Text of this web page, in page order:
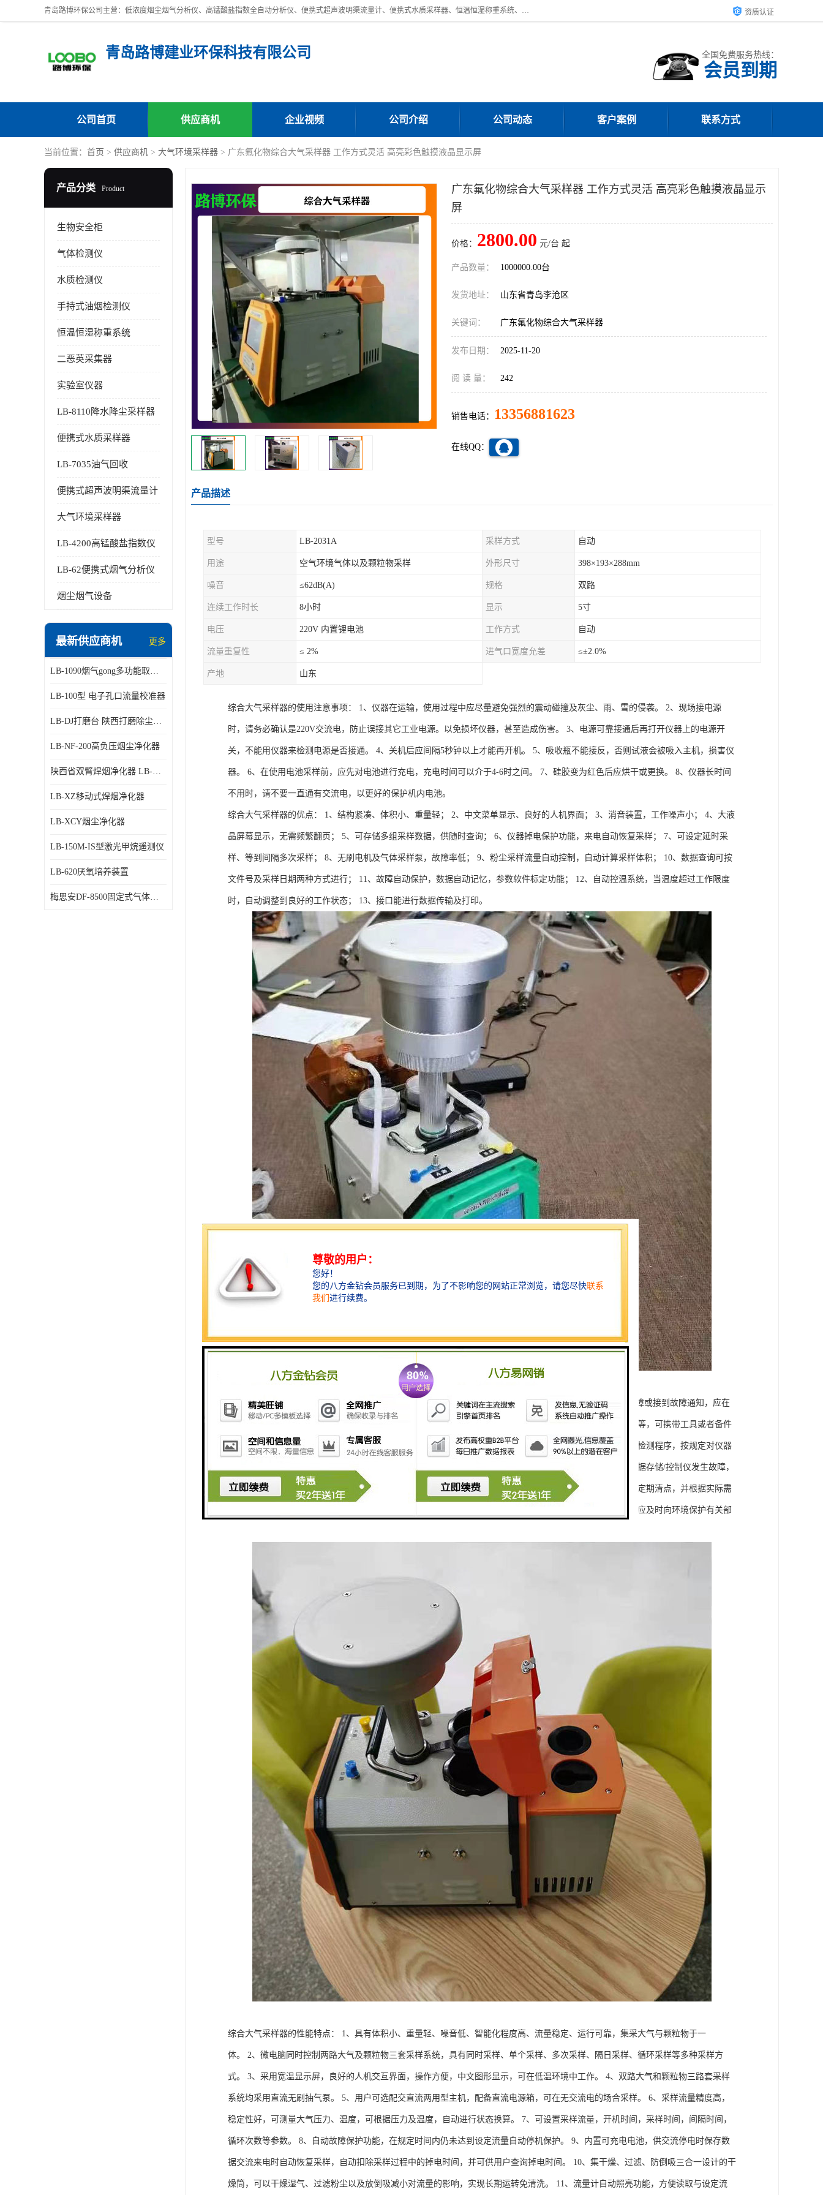
青岛路博环保公司主营：低浓度烟尘烟气分析仪、高锰酸盐指数全自动分析仪、便携式超声波明渠流量计、便携式水质采样器、恒温恒湿称重系统、手持式油烟检测仪等;是一家集环保科研、设计、生产、维护、销售和系统集成为一体的综合性高科技企业。路博人秉承"科学技术是第一生产力的重要理念，倡导环境友好型的生产、生活和消费方式。 资质认证
青岛路博建业环保科技有限公司 全国免费服务热线：
会员到期
公司首页 供应商机 企业视频 公司介绍 公司动态 客户案例 联系方式
当前位置： 首页 > 供应商机 > 大气环境采样器 > 广东氟化物综合大气采样器 工作方式灵活 高亮彩色触摸液晶显示屏
产品分类 Product
生物安全柜
气体检测仪
水质检测仪
手持式油烟检测仪
恒温恒湿称重系统
二恶英采集器
实验室仪器
LB-8110降水降尘采样器
便携式水质采样器
LB-7035油气回收
便携式超声波明渠流量计
大气环境采样器
LB-4200高锰酸盐指数仪
LB-62便携式烟气分析仪
烟尘烟气设备
最新供应商机 更多
LB-1090烟气gong多功能取样管
LB-100型 电子孔口流量校准器
LB-DJ打磨台 陕西打磨除尘平台
LB-NF-200高负压烟尘净化器
陕西省双臂焊烟净化器 LB-XZX
LB-XZ移动式焊烟净化器
LB-XCY烟尘净化器
LB-150M-IS型激光甲烷遥测仪
LB-620厌氧培养装置
梅思安DF-8500固定式气体检测仪
广东氟化物综合大气采样器 工作方式灵活 高亮彩色触摸液晶显示
屏
价格： 2800.00 元/台 起
产品数量： 1000000.00台
发货地址： 山东省青岛李沧区
关键词： 广东氟化物综合大气采样器
发布日期： 2025-11-20
阅 读 量： 242
销售电话： 13356881623
在线QQ：
产品描述
型号 LB-2031A 采样方式 自动
用途 空气环境气体以及颗粒物采样 外形尺寸 398×193×288mm
噪音 ≤62dB(A) 规格 双路
连续工作时长 8小时 显示 5寸
电压 220V 内置锂电池 工作方式 自动
流量重复性 ≤ 2% 进气口宽度允差 ≤±2.0%
产地 山东
综合大气采样器的使用注意事项： 1、仪器在运输，使用过程中应尽量避免强烈的震动碰撞及灰尘、雨、雪的侵袭。 2、现场接电源
时，请务必确认是220V交流电，防止误接其它工业电源。以免损坏仪器，甚至造成伤害。 3、电源可靠接通后再打开仪器上的电源开
关，不能用仪器来检测电源是否接通。 4、关机后应间隔5秒钟以上才能再开机。 5、吸收瓶不能接反，否则试液会被吸入主机，损害仪
器。 6、在使用电池采样前，应先对电池进行充电，充电时间可以介于4-6时之间。 7、硅胶变为红色后应烘干或更换。 8、仪器长时间
不用时，请不要一直通有交流电，以更好的保护机内电池。
综合大气采样器的优点： 1、结构紧凑、体积小、重量轻； 2、中文菜单显示、良好的人机界面； 3、消音装置，工作噪声小； 4、大液
晶屏幕显示，无需频繁翻页； 5、可存储多组采样数据，供随时查询； 6、仪器掉电保护功能，来电自动恢复采样； 7、可设定延时采
样、等到间隔多次采样； 8、无刷电机及气体采样泵，故障率低； 9、粉尘采样流量自动控制，自动计算采样体积； 10、数据查询可按
文件号及采样日期两种方式进行； 11、故障自动保护，数据自动记忆，参数软件标定功能； 12、自动控温系统，当温度超过工作限度
时，自动调整到良好的工作状态； 13、接口能进行数据传输及打印。
综合大气采样器的检修： 1、在线监测设备需要停用、拆除或者更换的，应当事先报批。 2、运营单位发现故障或接到故障通知，应在
快速赶到现场进行处理。 3、对于一些容易诊断的故障，如电磁阀控制失灵、膜裂损、气路堵塞、数据仪死机等，可携带工具或者备件
到现场进行针对性的维修。 4、仪器经过维修后，在正常使用和运行之前应确保维修内容全部完成，性能通过检测程序，按规定对仪器
进行校准检查。若监测仪器进行了更换，在正常使用和运行之前应对仪器进行一次校验和比对实验。 5、若数据存储/控制仪发生故障，
应快速修复或更换，并保证已采集的数据不丢失。 6、应备有足够的备品备件及备用仪器，对其使用情况进行定期清点，并根据实际需
要，不断调整和补充各种备品备件及备用仪器的存储数量。 7、在线监测设备因故障不能采集、传输数据时，应及时向环境保护有关部
综合大气采样器的性能特点： 1、具有体积小、重量轻、噪音低、智能化程度高、流量稳定、运行可靠，集采大气与颗粒物于一
体。 2、微电脑同时控制两路大气及颗粒物三套采样系统，具有同时采样、单个采样、多次采样、隔日采样、循环采样等多种采样方
式。 3、采用宽温显示屏，良好的人机交互界面，操作方便，中文图形显示，可在低温环境中工作。 4、双路大气和颗粒物三路套采样
系统均采用直流无刷抽气泵。 5、用户可选配交直流两用型主机，配备直流电源箱，可在无交流电的场合采样。 6、采样流量精度高，
稳定性好，可测量大气压力、温度，可根据压力及温度，自动进行状态换算。 7、可设置采样流量，开机时间，采样时间，间隔时间，
循环次数等参数。 8、自动故障保护功能，在规定时间内仍未达到设定流量自动停机保护。 9、内置可充电电池，供交流停电时保存数
据交流来电时自动恢复采样，自动扣除采样过程中的掉电时间，并可供用户查询掉电时间。 10、集干燥、过滤、防倒吸三合一设计的干
燥筒，可以干燥湿气、过滤粉尘以及放倒吸减小对流量的影响，实现长期运转免清洗。 11、流量计自动照亮功能，方便读取与设定流